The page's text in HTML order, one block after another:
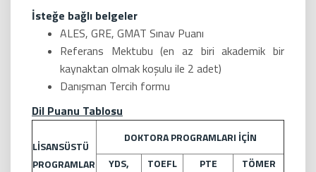
İsteğe bağlı belgeler
ALES, GRE, GMAT Sınav Puanı
Referans Mektubu (en az biri akademik bir
kaynaktan olmak koşulu ile 2 adet)
Danışman Tercih formu
Dil Puanu Tablosu
LİSANSÜSTÜ
PROGRAMLAR
DOKTORA PROGRAMLARI İÇİN
YDS,
TOEFL
PTE
TÖMER